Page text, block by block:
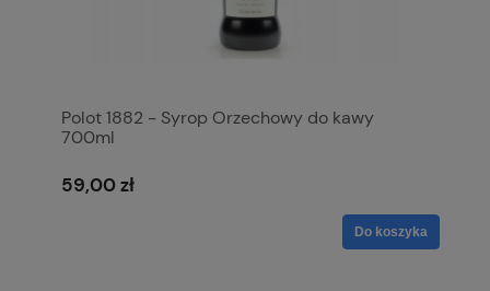
Polot 1882 - Syrop Orzechowy do kawy
700ml
59,00 zł
Do koszyka